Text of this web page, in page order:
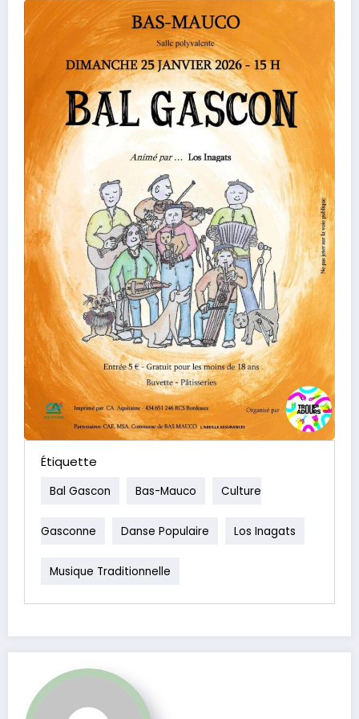
Étiquette
Bal Gascon Bas-Mauco Culture
Gasconne Danse Populaire Los Inagats
Musique Traditionnelle